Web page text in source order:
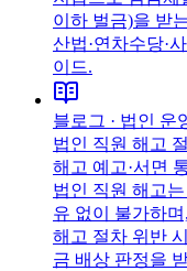
이하 벌금)을 받
산법·연차수당·
이드.
블로그 · 법인 운
법인 직원 해고
해고 예고·서면
법인 직원 해고
유 없이 불가하
해고 절차 위반
금 배상 판정을